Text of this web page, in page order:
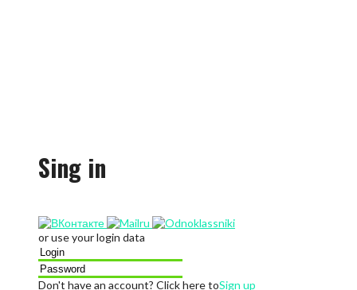
Sing in
or use your login data
Don't have an account? Click here toSign up